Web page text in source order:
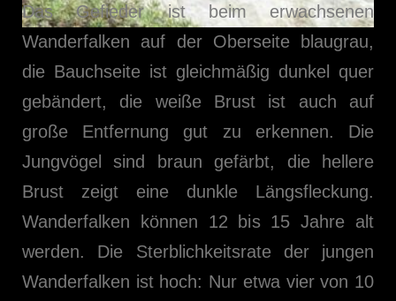
Das Gefieder ist beim erwachsenen
Wanderfalken auf der Oberseite blaugrau,
die Bauchseite ist gleichmäßig dunkel quer
gebändert, die weiße Brust ist auch auf
große Entfernung gut zu erkennen. Die
Jungvögel sind braun gefärbt, die hellere
Brust zeigt eine dunkle Längsfleckung.
Wanderfalken können 12 bis 15 Jahre alt
werden. Die Sterblichkeitsrate der jungen
Wanderfalken ist hoch: Nur etwa vier von 10